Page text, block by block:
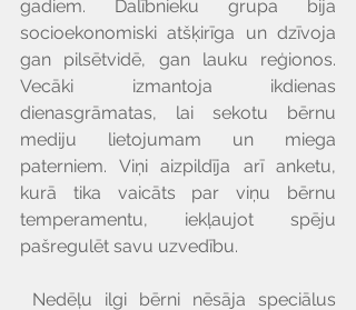
gadiem. Dalībnieku grupa bija
socioekonomiski atšķirīga un dzīvoja
gan pilsētvidē, gan lauku reģionos.
Vecāki izmantoja ikdienas
dienasgrāmatas, lai sekotu bērnu
mediju lietojumam un miega
paterniem. Viņi aizpildīja arī anketu,
kurā tika vaicāts par viņu bērnu
temperamentu, iekļaujot spēju
pašregulēt savu uzvedību.